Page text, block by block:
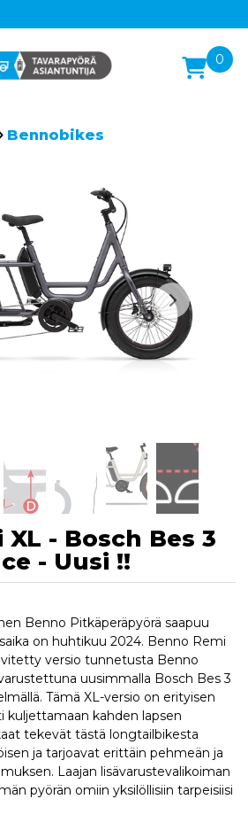
0
Bennobikes
- Bosch Bes 3
- Uusi !!
Benno Pitkäperäpyörä saapuu
on huhtikuu 2024. Benno Remi
versio tunnetusta Benno
uusimmalla Bosch Bes 3
Tämä XL-versio on erityisen
kuljettamaan kahden lapsen
tekevät tästä longtailbikesta
ja tarjoavat erittäin pehmeän ja
Laajan lisävarustevalikoiman
pyörän omiin yksilöllisiin tarpeisiisi